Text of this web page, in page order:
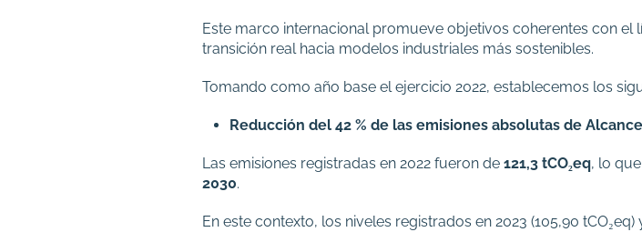
Este marco internacional promueve objetivos coherentes con el
transición real hacia modelos industriales más sostenibles.
Tomando como año base el ejercicio 2022, establecemos los
Reducción del 42 % de las emisiones absolutas de
Las emisiones registradas en 2022 fueron de 121,3 tCO₂eq, lo
2030.
En este contexto, los niveles registrados en 2023 (105,90